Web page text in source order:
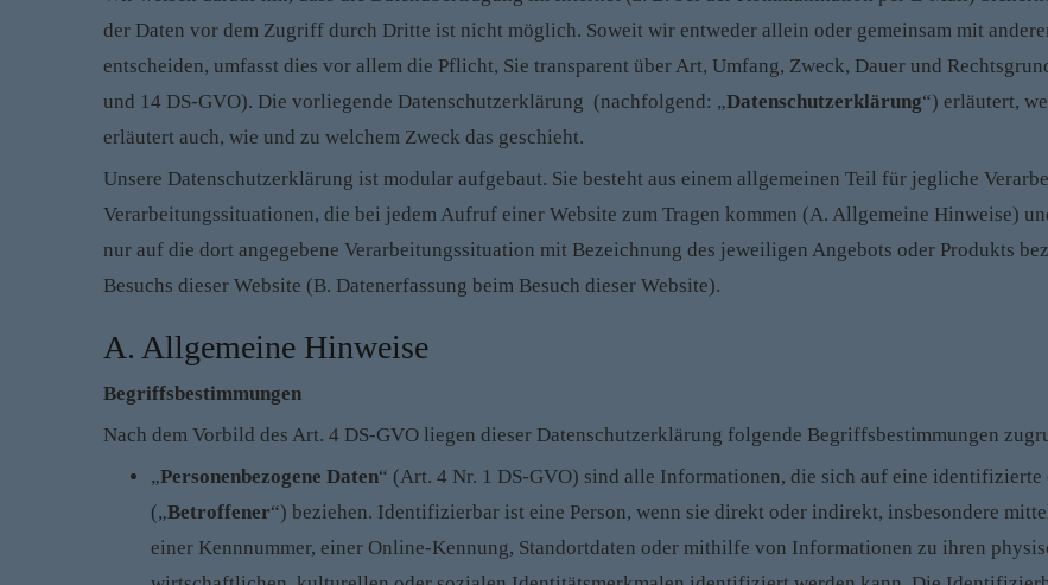
der Daten vor dem Zugriff durch Dritte ist nicht möglich. Soweit wir entweder allein oder gemeinsam mit
entscheiden, umfasst dies vor allem die Pflicht, Sie transparent über Art, Umfang, Zweck, Dauer und
und 14 DS-GVO). Die vorliegende Datenschutzerklärung (nachfolgend: „Datenschutzerklärung“) erläutert,
erläutert auch, wie und zu welchem Zweck das geschieht.
Unsere Datenschutzerklärung ist modular aufgebaut. Sie besteht aus einem allgemeinen Teil für jegliche
Verarbeitungssituationen, die bei jedem Aufruf einer Website zum Tragen kommen (A. Allgemeine Hinweise)
nur auf die dort angegebene Verarbeitungssituation mit Bezeichnung des jeweiligen Angebots oder Produkts
Besuchs dieser Website (B. Datenerfassung beim Besuch dieser Website).
A. Allgemeine Hinweise
Begriffsbestimmungen
Nach dem Vorbild des Art. 4 DS-GVO liegen dieser Datenschutzerklärung folgende Begriffsbestimmungen
„Personenbezogene Daten“ (Art. 4 Nr. 1 DS-GVO) sind alle Informationen, die sich auf eine
(„Betroffener“) beziehen. Identifizierbar ist eine Person, wenn sie direkt oder indirekt, insbesondere
einer Kennnummer, einer Online-Kennung, Standortdaten oder mithilfe von Informationen zu ihren